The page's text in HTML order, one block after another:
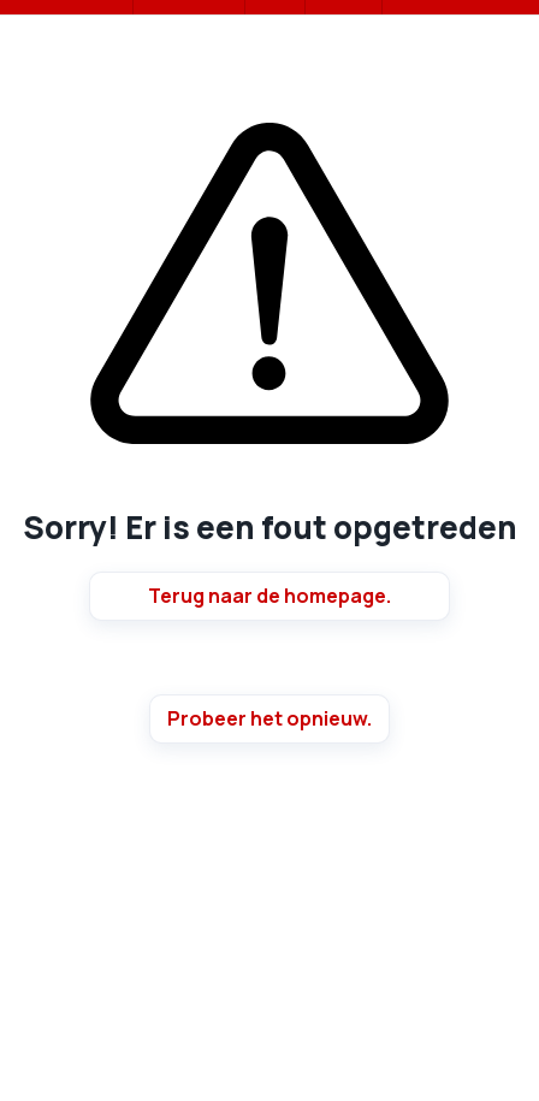
Sorry! Er is een fout opgetreden
Terug naar de homepage.
Probeer het opnieuw.